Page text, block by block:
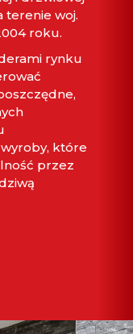
terenie woj.
roku.
rynku
które
przez